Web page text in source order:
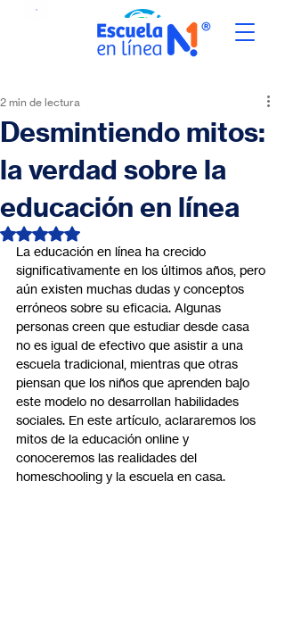
Desmintiendo mitos:
la verdad sobre la
educación en línea
2 min de lectura
Obtuvo NaN de 5 estrellas.
La educación en línea ha crecido
significativamente en los últimos años, pero
aún existen muchas dudas y conceptos
erróneos sobre su eficacia. Algunas
personas creen que estudiar desde casa
no es igual de efectivo que asistir a una
escuela tradicional, mientras que otras
piensan que los niños que aprenden bajo
este modelo no desarrollan habilidades
sociales. En este artículo, aclararemos los
mitos de la educación online y
conoceremos las realidades del
homeschooling y la escuela en casa.